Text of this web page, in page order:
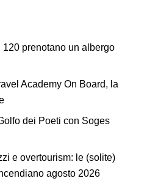
120 prenotano un albergo
Academy On Board, la
dei Poeti con Soges
e overtourism: le (solite)
agosto 2026